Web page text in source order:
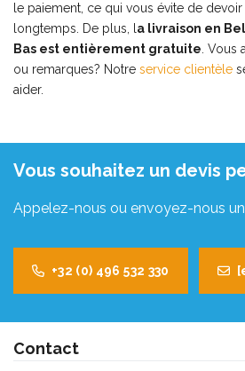
le paiement, ce qui vous évite de
longtemps. De plus, l a livraison en
Bas est entièrement gratuite .
ou remarques? Notre service clientèle
aider.
Vous souhaitez un devis
Appelez-nous ou envoyez-nous
+32 (0) 496 532 330
Contact